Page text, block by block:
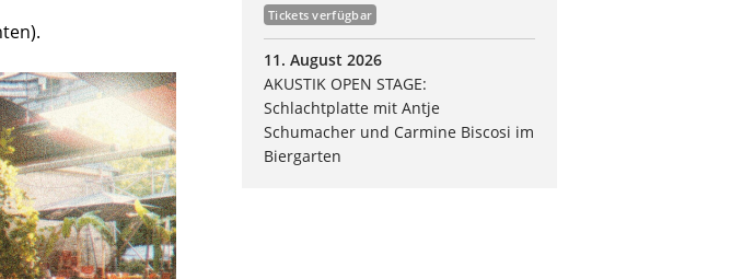
Tickets verfügbar
11. August 2026
AKUSTIK OPEN STAGE:
Schlachtplatte mit Antje
Schumacher und Carmine Biscosi im
Biergarten